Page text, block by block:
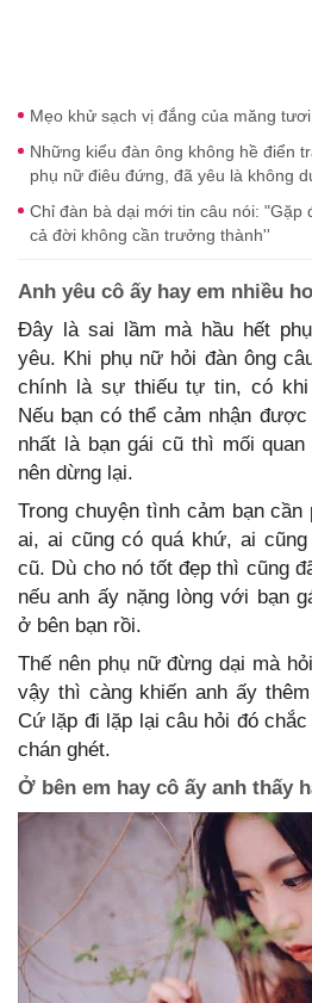
Mẹo khử sạch vị đắng của măng
Những kiểu đàn ông không hề điển
phụ nữ điêu đứng, đã yêu là không
Chỉ đàn bà dại mới tin câu nói:
cả đời không cần trưởng thành''
Anh yêu cô ấy hay em nhiều
Đây là sai lầm mà hầu hết
yêu. Khi phụ nữ hỏi đàn ông
chính là sự thiếu tự tin, có
Nếu bạn có thể cảm nhận
nhất là bạn gái cũ thì mối
nên dừng lại.
Trong chuyện tình cảm bạn
ai, ai cũng có quá khứ, ai
cũ. Dù cho nó tốt đẹp thì cũng
nếu anh ấy nặng lòng với bạn
ở bên bạn rồi.
Thế nên phụ nữ đừng dại mà
vậy thì càng khiến anh ấy
Cứ lặp đi lặp lại câu hỏi đó
chán ghét.
Ở bên em hay cô ấy anh thấy